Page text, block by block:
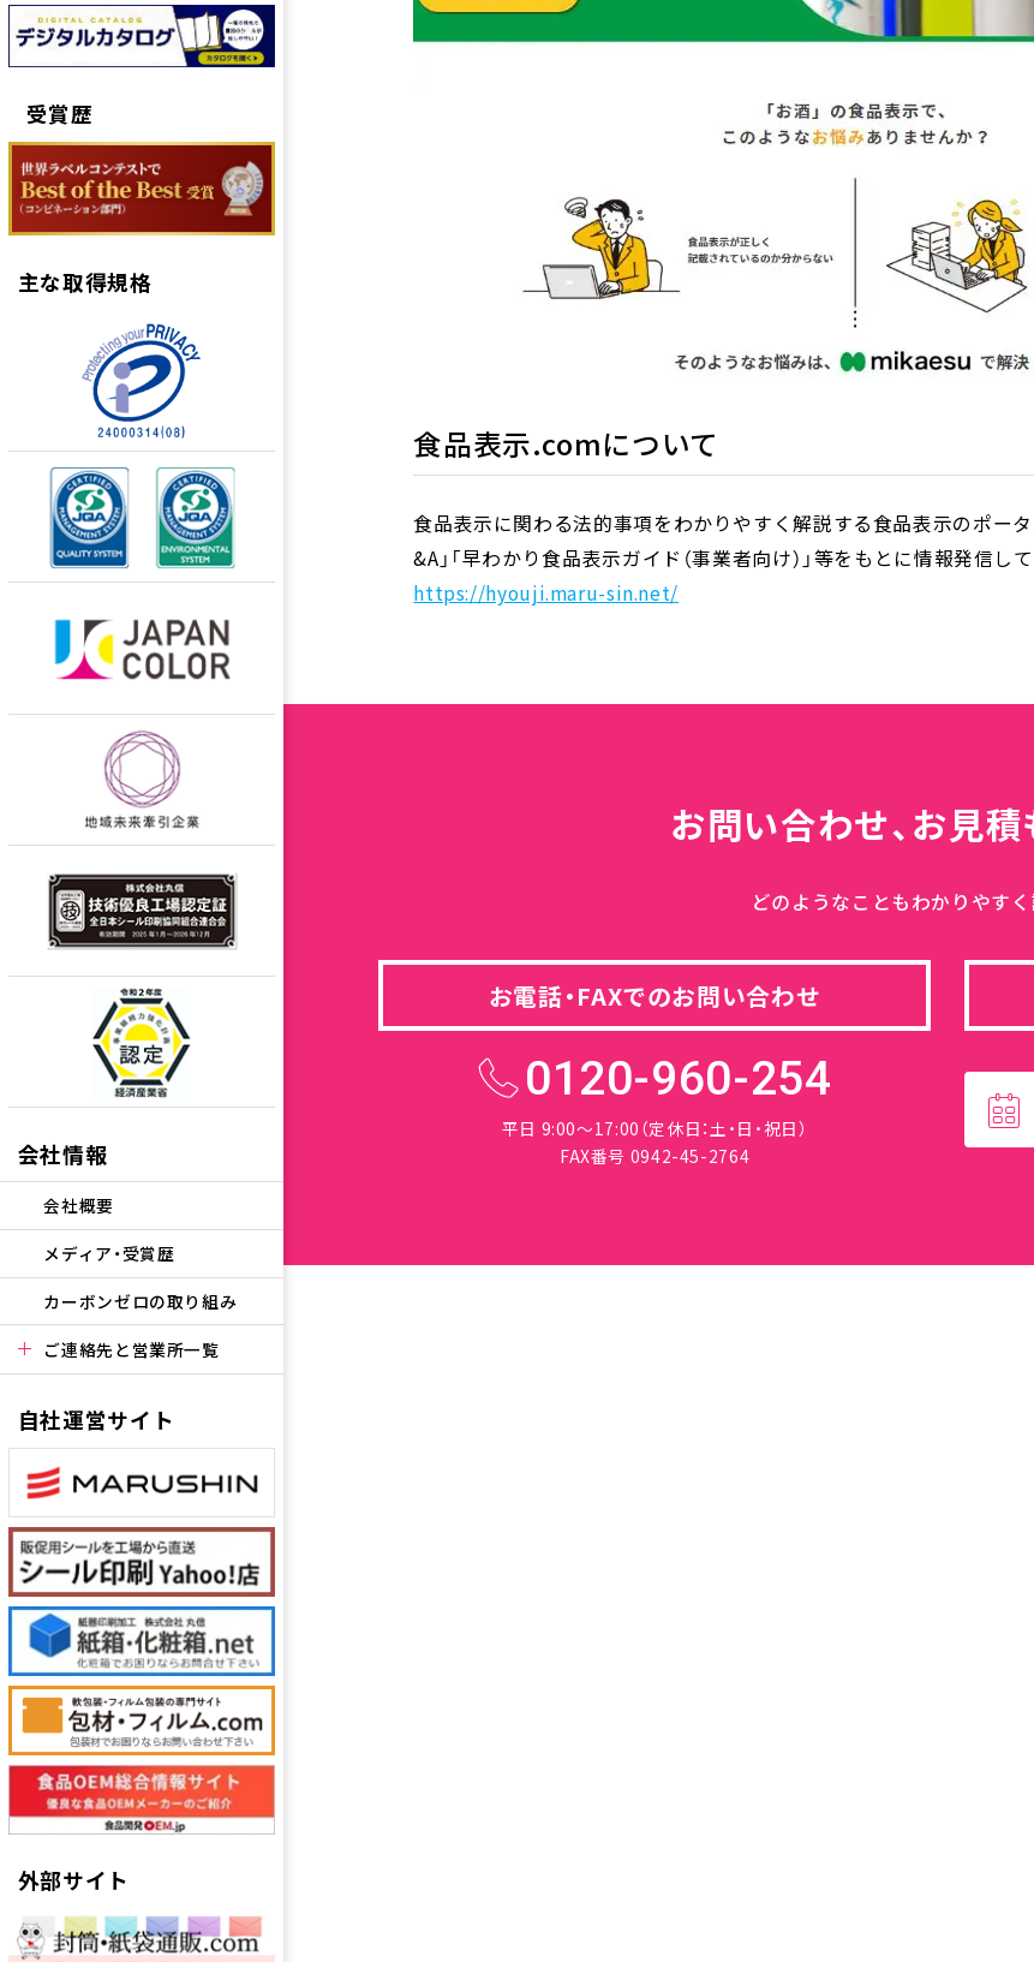
受賞歴
主な取得規格
会社情報
会社概要
メディア・受賞歴
カーボンゼロの取り組み
ご連絡先と営業所一覧
自社運営サイト
外部サイト
食品表示.comについて
食品表示に関わる法的事項をわかりやすく解説する食品表示のポータ
&A」「早わかり食品表示ガイド（事業者向け）」等をもとに情報発信して
https://hyouji.maru-sin.net/
お問い合わせ、お見積
どのようなこともわかりやすく
お電話・FAXでのお問い合わせ
0120-960-254
平日 9:00～17:00（定休日：土・日・祝日）
FAX番号 0942-45-2764